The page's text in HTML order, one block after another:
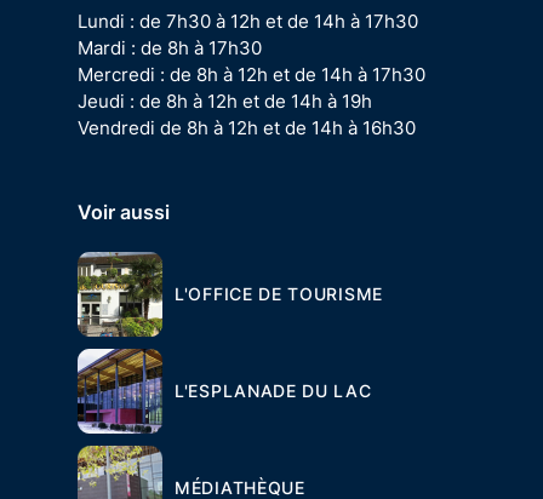
Lundi : de 7h30 à 12h et de 14h à 17h30
Mardi : de 8h à 17h30
Mercredi : de 8h à 12h et de 14h à 17h30
Jeudi : de 8h à 12h et de 14h à 19h
Vendredi de 8h à 12h et de 14h à 16h30
Voir aussi
L'OFFICE DE TOURISME
L'ESPLANADE DU LAC
MÉDIATHÈQUE